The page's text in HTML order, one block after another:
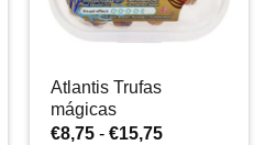
Atlantis Trufas
mágicas
€8,75 - €15,75Gama